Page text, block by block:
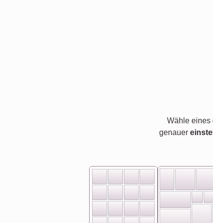
Wähle eines
genauer